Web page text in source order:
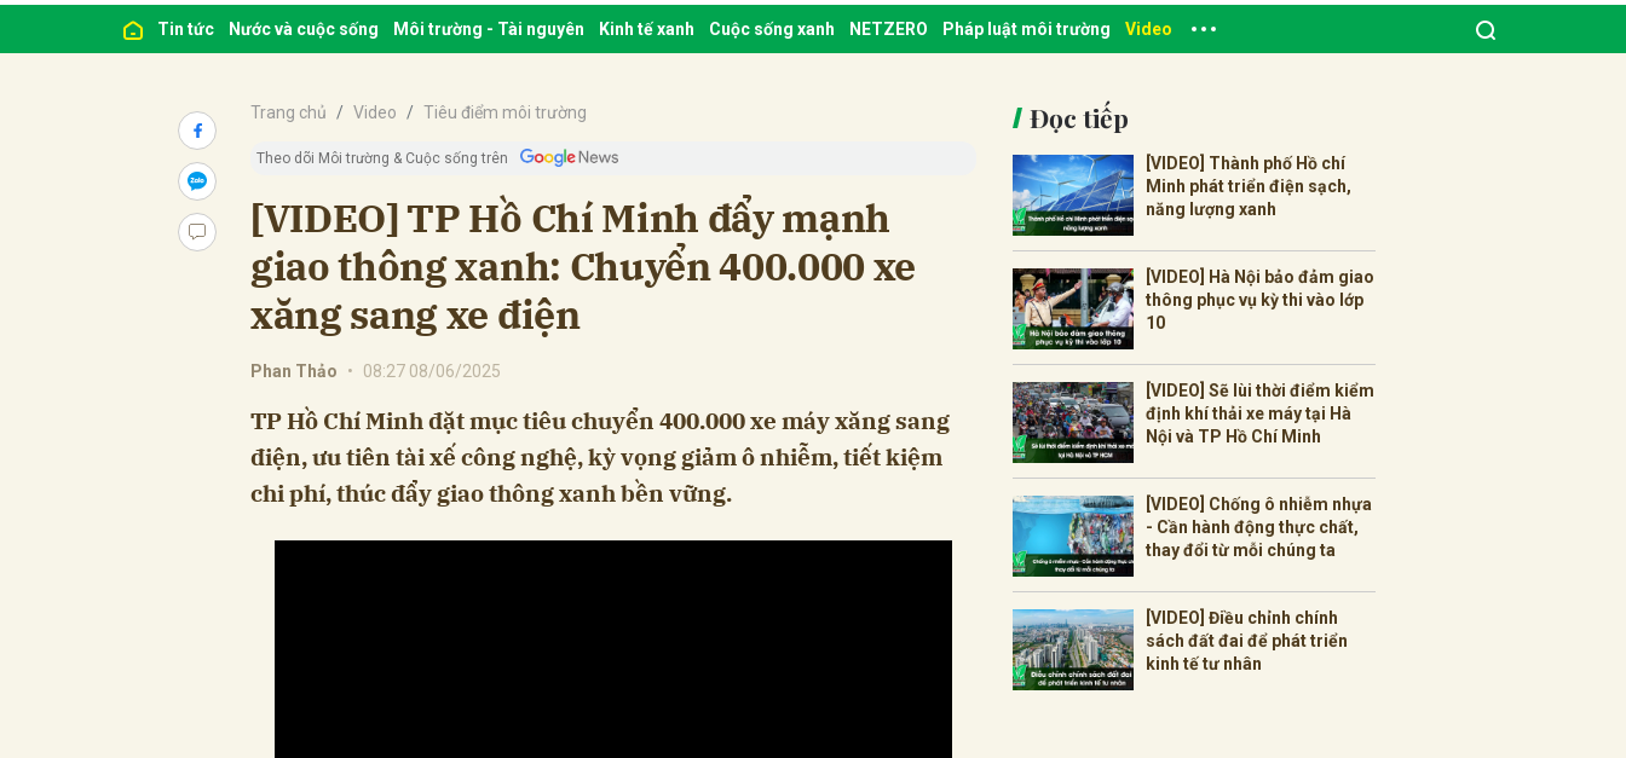
Tin tức Nước và cuộc sống Môi trường - Tài nguyên Kinh tế xanh Cuộc sống xanh NETZERO Pháp luật môi trường Video
Trang chủ Video Tiêu điểm môi trường
Theo dõi Môi trường & Cuộc sống trên
[VIDEO] TP Hồ Chí Minh đẩy mạnh
giao thông xanh: Chuyển 400.000 xe
xăng sang xe điện
Phan Thảo • 08:27 08/06/2025
TP Hồ Chí Minh đặt mục tiêu chuyển 400.000 xe máy xăng sang
điện, ưu tiên tài xế công nghệ, kỳ vọng giảm ô nhiễm, tiết kiệm
chi phí, thúc đẩy giao thông xanh bền vững.
Đọc tiếp
[VIDEO] Thành phố Hồ chí
Minh phát triển điện sạch,
năng lượng xanh
[VIDEO] Hà Nội bảo đảm giao
thông phục vụ kỳ thi vào lớp
10
[VIDEO] Sẽ lùi thời điểm kiểm
định khí thải xe máy tại Hà
Nội và TP Hồ Chí Minh
[VIDEO] Chống ô nhiễm nhựa
- Cần hành động thực chất,
thay đổi từ mỗi chúng ta
[VIDEO] Điều chỉnh chính
sách đất đai để phát triển
kinh tế tư nhân